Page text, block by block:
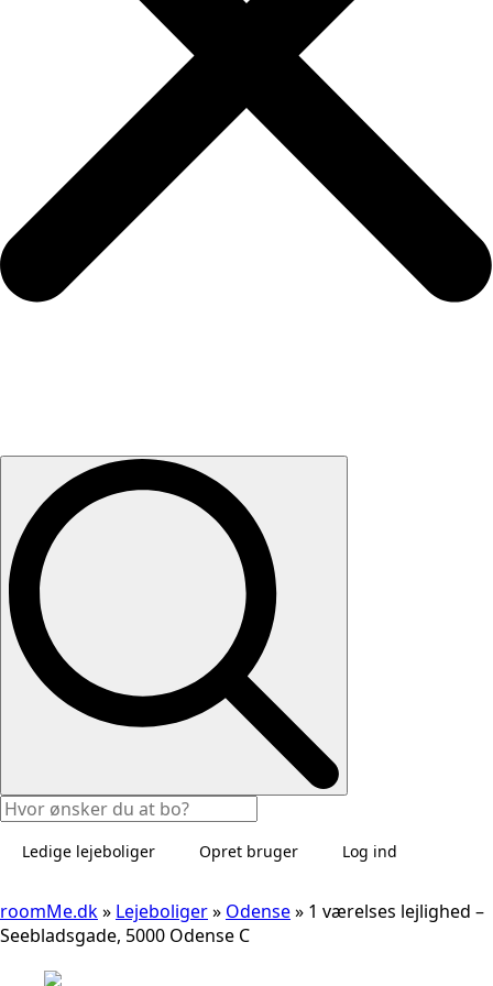
Ledige lejeboliger Opret bruger Log ind
roomMe.dk» Lejeboliger» Odense» 1 værelses lejlighed –
Seebladsgade, 5000 Odense C